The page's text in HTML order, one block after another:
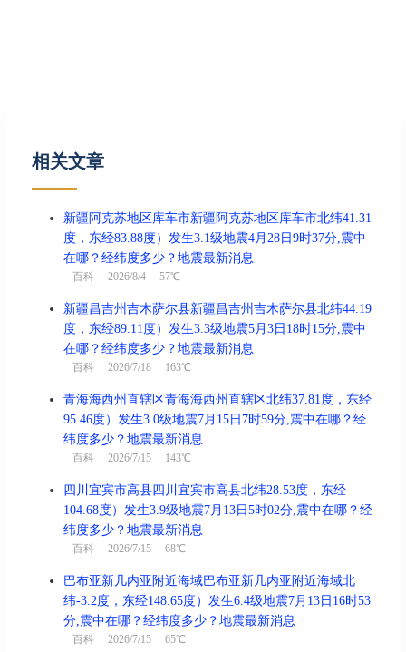
相关文章
新疆阿克苏地区库车市新疆阿克苏地区库车市北纬41.31
度，东经83.88度）发生3.1级地震4月28日9时37分,震中
在哪？经纬度多少？地震最新消息
百科 2026/8/4 57℃
新疆昌吉州吉木萨尔县新疆昌吉州吉木萨尔县北纬44.19
度，东经89.11度）发生3.3级地震5月3日18时15分,震中
在哪？经纬度多少？地震最新消息
百科 2026/7/18 163℃
青海海西州直辖区青海海西州直辖区北纬37.81度，东经
95.46度）发生3.0级地震7月15日7时59分,震中在哪？经
纬度多少？地震最新消息
百科 2026/7/15 143℃
四川宜宾市高县四川宜宾市高县北纬28.53度，东经
104.68度）发生3.9级地震7月13日5时02分,震中在哪？经
纬度多少？地震最新消息
百科 2026/7/15 68℃
巴布亚新几内亚附近海域巴布亚新几内亚附近海域北
纬-3.2度，东经148.65度）发生6.4级地震7月13日16时53
分,震中在哪？经纬度多少？地震最新消息
百科 2026/7/15 65℃